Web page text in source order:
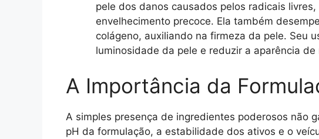
pele dos danos causados pelos radicais
envelhecimento precoce. Ela também
colágeno, auxiliando na firmeza da pele. Seu
luminosidade da pele e reduzir a aparência de
A Importância da
A simples presença de ingredientes poderosos não
pH da formulação, a estabilidade dos ativos e o